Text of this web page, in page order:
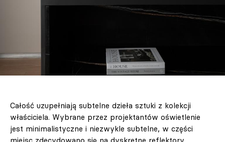
Całość uzupełniają subtelne dzieła sztuki z kolekcji
właściciela. Wybrane przez projektantów oświetlenie
jest minimalistyczne i niezwykle subtelne, w części